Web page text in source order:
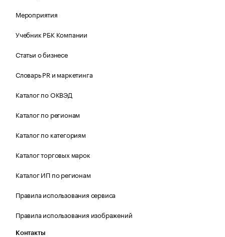
Мероприятия
Учебник РБК Компании
Статьи о бизнесе
Словарь PR и маркетинга
Каталог по ОКВЭД
Каталог по регионам
Каталог по категориям
Каталог торговых марок
Каталог ИП по регионам
Правила использования сервиса
Правила использования изображений
Контакты